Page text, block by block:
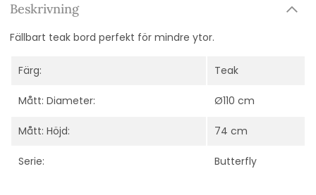
Beskrivning
Fällbart teak bord perfekt för mindre ytor.
Färg: Teak
Mått: Diameter: Ø110 cm
Mått: Höjd: 74 cm
Serie: Butterfly